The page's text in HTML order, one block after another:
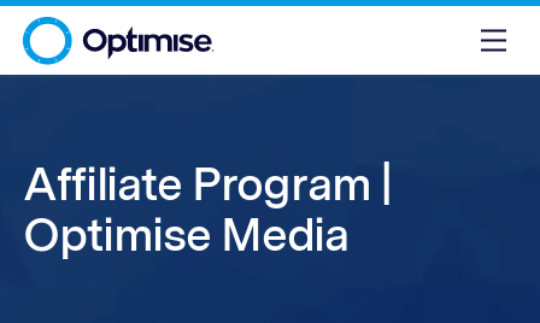
Affiliate Program |
Optimise Media